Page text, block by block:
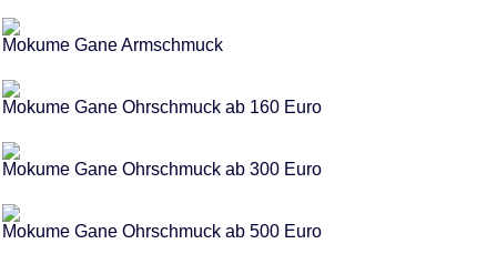
Mokume Gane Armschmuck
Mokume Gane Ohrschmuck ab 160 Euro
Mokume Gane Ohrschmuck ab 300 Euro
Mokume Gane Ohrschmuck ab 500 Euro